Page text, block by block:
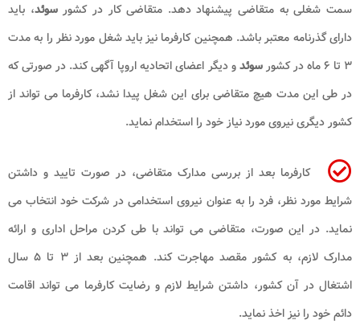
سمت شغلی به متقاضی پیشنهاد دهد. متقاضی کار در کشورسوئد، باید
دارای گذرنامه معتبر باشد. همچنین کارفرما نیز باید شغل مورد نظر را به مدت
۳ تا ۶ ماه در کشور
سوئدو دیگر اعضای اتحادیه اروپا آگهی کند. در صورتی که
در طی این مدت هیچ متقاضی برای این شغل پیدا نشد، کارفرما می ‌تواند از
کشور دیگری نیروی مورد نیاز خود را استخدام نماید.
کارفرما بعد از بررسی مدارک متقاضی، در صورت تایید و داشتن
شرایط مورد نظر، فرد را به عنوان نیروی استخدامی در شرکت خود انتخاب می‌
نماید. در این صورت، متقاضی می ‌تواند با طی کردن مراحل اداری و ارائه
مدارک لازم، به کشور مقصد مهاجرت کند. همچنین بعد از ۳ تا ۵ سال
اشتغال در آن کشور، داشتن شرایط لازم و رضایت کارفرما می ‌تواند اقامت
دائم خود را نیز اخذ نماید.